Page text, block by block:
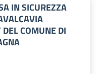
IN SICUREZZA
COMUNE DI